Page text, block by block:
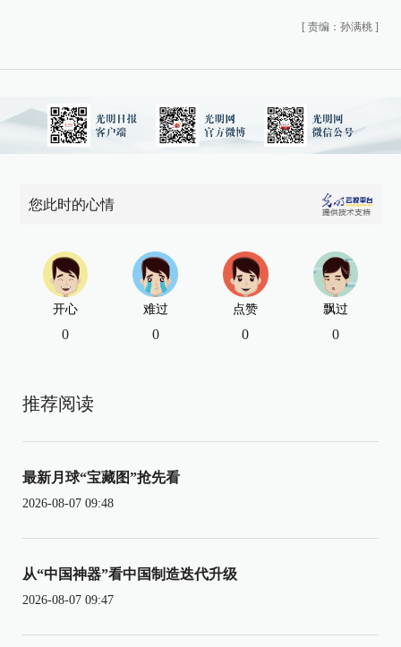
[ 责编：孙满桃 ]
您此时的心情
开心
0
难过
0
点赞
0
飘过
0
推荐阅读
最新月球“宝藏图”抢先看
2026-08-07 09:48
从“中国神器”看中国制造迭代升级
2026-08-07 09:47